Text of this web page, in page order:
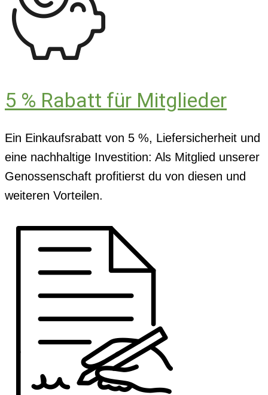
5 % Rabatt für Mitglieder
Ein Einkaufsrabatt von 5 %, Liefersicherheit und
eine nachhaltige Investition: Als Mitglied unserer
Genossenschaft profitierst du von diesen und
weiteren Vorteilen.